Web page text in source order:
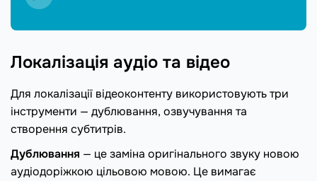
Локалізація аудіо та відео
Для локалізації відеоконтенту використовують три
інструменти — дублювання, озвучування та
створення субтитрів.
Дублювання — це заміна оригінального звуку новою
аудіодоріжкою цільовою мовою. Це вимагає